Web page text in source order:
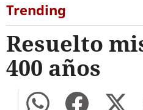
Trending
Resuelto
400 años